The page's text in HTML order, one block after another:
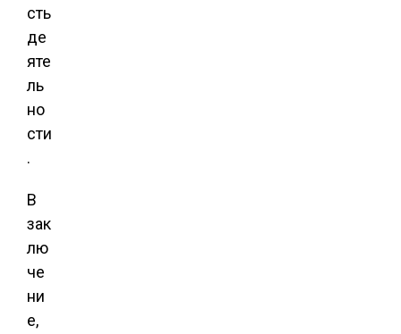
сть
де
яте
ль
но
сти
.
В
зак
лю
че
ни
е,